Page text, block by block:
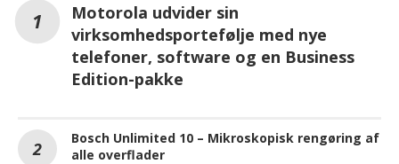
Motorola udvider sin
virksomhedsportefølje med nye
telefoner, software og en Business
Edition-pakke
Bosch Unlimited 10 – Mikroskopisk rengøring af
alle overflader